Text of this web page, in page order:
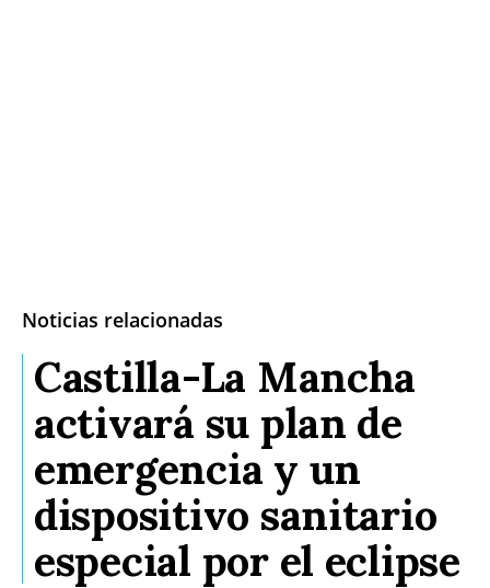
Noticias relacionadas
Castilla-La Mancha
activará su plan de
emergencia y un
dispositivo sanitario
especial por el eclipse